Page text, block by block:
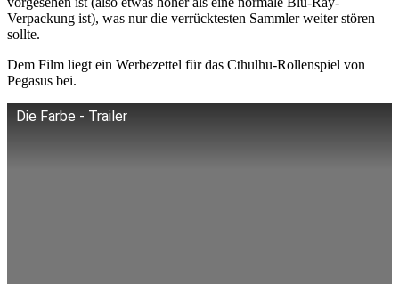
Verpackung ist), was nur die verrücktesten Sammler weiter stören
sollte.
Dem Film liegt ein Werbezettel für das Cthulhu-Rollenspiel von
Pegasus bei.
Die Farbe - Trailer